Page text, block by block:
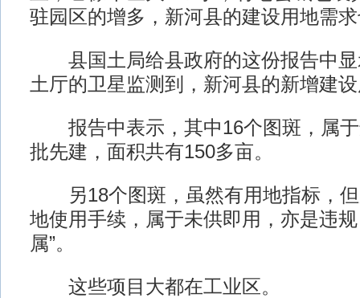
驻园区的增多，新河县的建设用地需
县国土局给县政府的这份报告中显
土厅的卫星监测到，新河县的新增建
报告中表示，其中16个图斑，属于
批先建，面积共有150多亩。
另18个图斑，虽然有用地指标，但
地使用手续，属于未供即用，亦是违
属”。
这些项目大都在工业区。